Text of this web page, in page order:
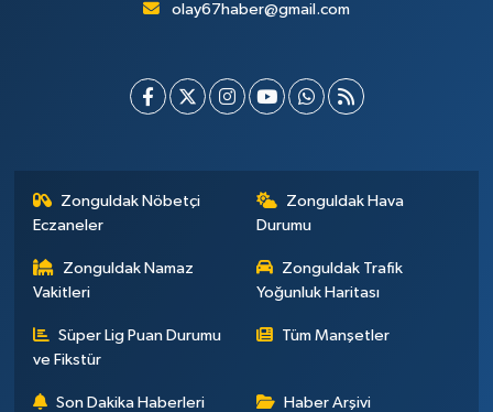
olay67haber@gmail.com
Zonguldak Nöbetçi
Eczaneler
Zonguldak Hava
Durumu
Zonguldak Namaz
Vakitleri
Zonguldak Trafik
Yoğunluk Haritası
Süper Lig Puan Durumu
ve Fikstür
Tüm Manşetler
Son Dakika Haberleri Haber Arşivi